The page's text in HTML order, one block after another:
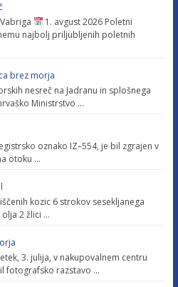
1. avgust 2026 Poletni
najbolj priljubljenih poletnih
brez morja
nesreč na Jadranu in splošnega
Ministrstvo …
oznako IZ–554, je bil zgrajen v
otoku …
kozic 6 strokov sesekljanega
olja 2 žlici …
3. julija, v nakupovalnem centru
fotografsko razstavo …